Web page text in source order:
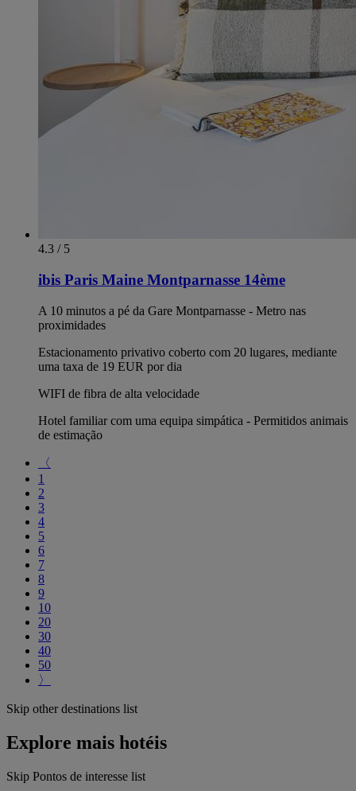
4.3 / 5
ibis Paris Maine Montparnasse 14ème
A 10 minutos a pé da Gare Montparnasse - Metro nas
proximidades
Estacionamento privativo coberto com 20 lugares, mediante
uma taxa de 19 EUR por dia
WIFI de fibra de alta velocidade
Hotel familiar com uma equipa simpática - Permitidos animais
de estimação
〈
1
2
3
4
5
6
7
8
9
10
20
30
40
50
〉
Skip other destinations list
Explore mais hotéis
Skip Pontos de interesse list